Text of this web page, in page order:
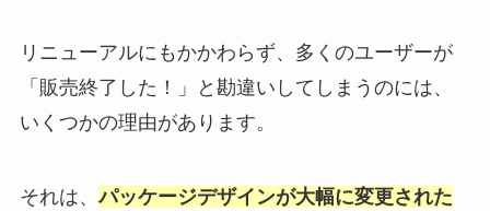
リニューアルにもかかわらず、多くのユーザーが
「販売終了した！」と勘違いしてしまうのには、
いくつかの理由があります。
それは、パッケージデザインが大幅に変更された